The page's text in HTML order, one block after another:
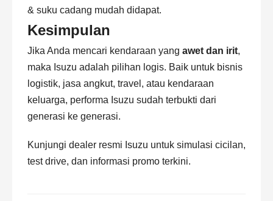
& suku cadang mudah didapat.
Kesimpulan
Jika Anda mencari kendaraan yang awet dan irit,
maka Isuzu adalah pilihan logis. Baik untuk bisnis
logistik, jasa angkut, travel, atau kendaraan
keluarga, performa Isuzu sudah terbukti dari
generasi ke generasi.
Kunjungi dealer resmi Isuzu untuk simulasi cicilan,
test drive, dan informasi promo terkini.